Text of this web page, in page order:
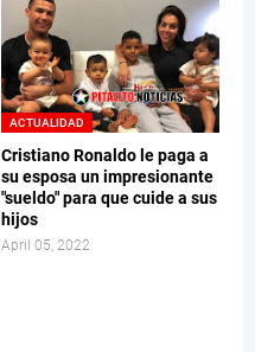
ACTUALIDAD
Cristiano Ronaldo le paga a
su esposa un impresionante
"sueldo" para que cuide a sus
hijos
April 05, 2022